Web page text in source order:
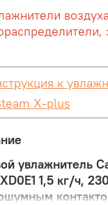
к
X-plus
увлажнитель
1,5 кг/ч,